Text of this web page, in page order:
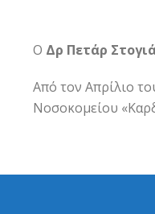
Ο Δρ Πετάρ
Από τον Απρίλιο
Νοσοκομείου